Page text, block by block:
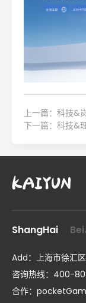
上一篇：科技&
下一篇：科技&
ShangHai
Add：上海市徐汇
咨询热线：400-
合作：